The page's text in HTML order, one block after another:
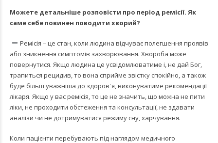
Можете детальніше розповісти про період ремісії. Як
саме себе повинен поводити хворий?
Ремісія – це стан, коли людина відчуває полегшення проявів
або зникнення симптомів захворювання. Хвороба може
повернутися. Якщо людина це усвідомлюватиме і, не дай Бог,
трапиться рецидив, то вона сприйме звістку спокійно, а також
буде більш уважніша до здоров᾿я, виконуватиме рекомендації
лікаря. Якщо у вас ремісія, то це не значить, що можна не пити
ліки, не проходити обстеження та консультації, не здавати
аналізи чи не дотримуватися режиму сну, харчування.
Коли пацієнти перебувають під наглядом медичного